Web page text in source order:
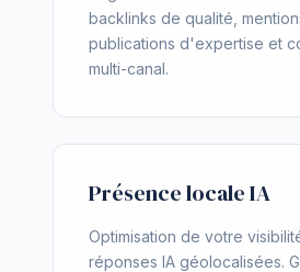
backlinks de qualité,
publications d'expertise et
multi-canal.
Présence locale IA
Optimisation de votre
réponses IA géolocalisées.